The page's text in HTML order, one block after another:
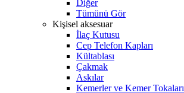
Diğer
Tümünü Gör
Kişisel aksesuar
İlaç Kutusu
Cep Telefon Kapları
Kültablası
Çakmak
Askılar
Kemerler ve Kemer Tokaları